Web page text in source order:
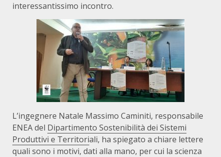
interessantissimo incontro.
L’ingegnere Natale Massimo Caminiti, responsabile
ENEA del Dipartimento Sostenibilità dei Sistemi
Produttivi e Territoriali, ha spiegato a chiare lettere
quali sono i motivi, dati alla mano, per cui la scienza